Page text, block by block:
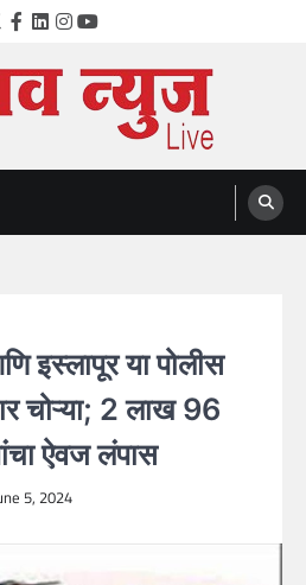
Facebook
LinkedIn
Instagram
YouTube
of Maharahstra
इस्लापूर या पोलीस
चोऱ्या; 2 लाख 96
ऐवज लंपास
5, 2024